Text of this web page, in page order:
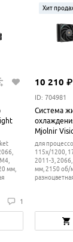
мм,
1
Хит
10 210 ₽
ID: 704981
Система
Mjolnir
ARGB
для
115x/1200,
2011-3,
мм, 2150 об/